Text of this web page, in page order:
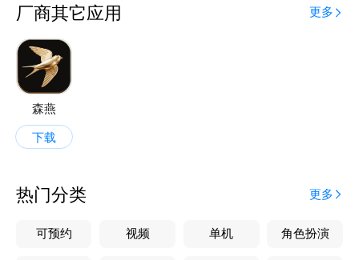
厂商其它应用 更多
森燕
下载
热门分类 更多
可预约 视频 单机 角色扮演